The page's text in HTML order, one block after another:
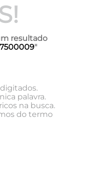
resultado
"
palavra.
na busca.
do termo